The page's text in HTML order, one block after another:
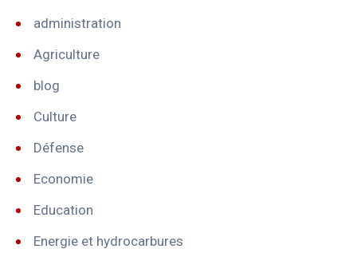
administration
Agriculture
blog
Culture
Défense
Economie
Education
Energie et hydrocarbures